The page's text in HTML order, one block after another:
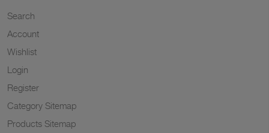
Search
Account
Wishlist
Login
Register
Category Sitemap
Products Sitemap